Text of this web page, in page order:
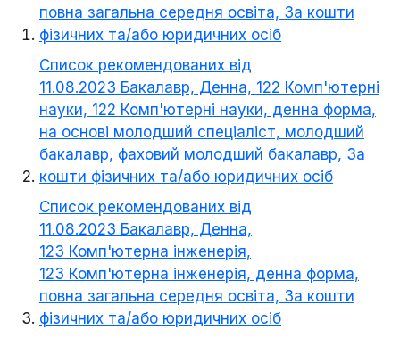
повна загальна середня освіта, За кошти
фізичних та/або юридичних осіб
Список рекомендованих від
11.08.2023 Бакалавр, Денна, 122 Комп'ютерні
науки, 122 Комп'ютерні науки, денна форма,
на основі молодший спеціаліст, молодший
бакалавр, фаховий молодший бакалавр, За
кошти фізичних та/або юридичних осіб
Список рекомендованих від
11.08.2023 Бакалавр, Денна,
123 Комп'ютерна інженерія,
123 Комп'ютерна інженерія, денна форма,
повна загальна середня освіта, За кошти
фізичних та/або юридичних осіб